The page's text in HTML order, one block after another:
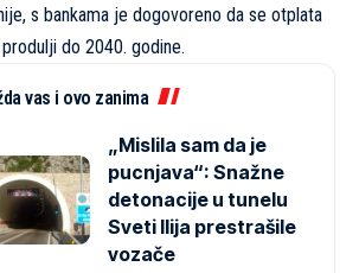
s bankama je dogovoreno da se otplata
do 2040. godine.
vas i ovo zanima
„Mislila sam da je
pucnjava“: Snažne
detonacije u tunelu
Sveti Ilija prestrašile
vozače